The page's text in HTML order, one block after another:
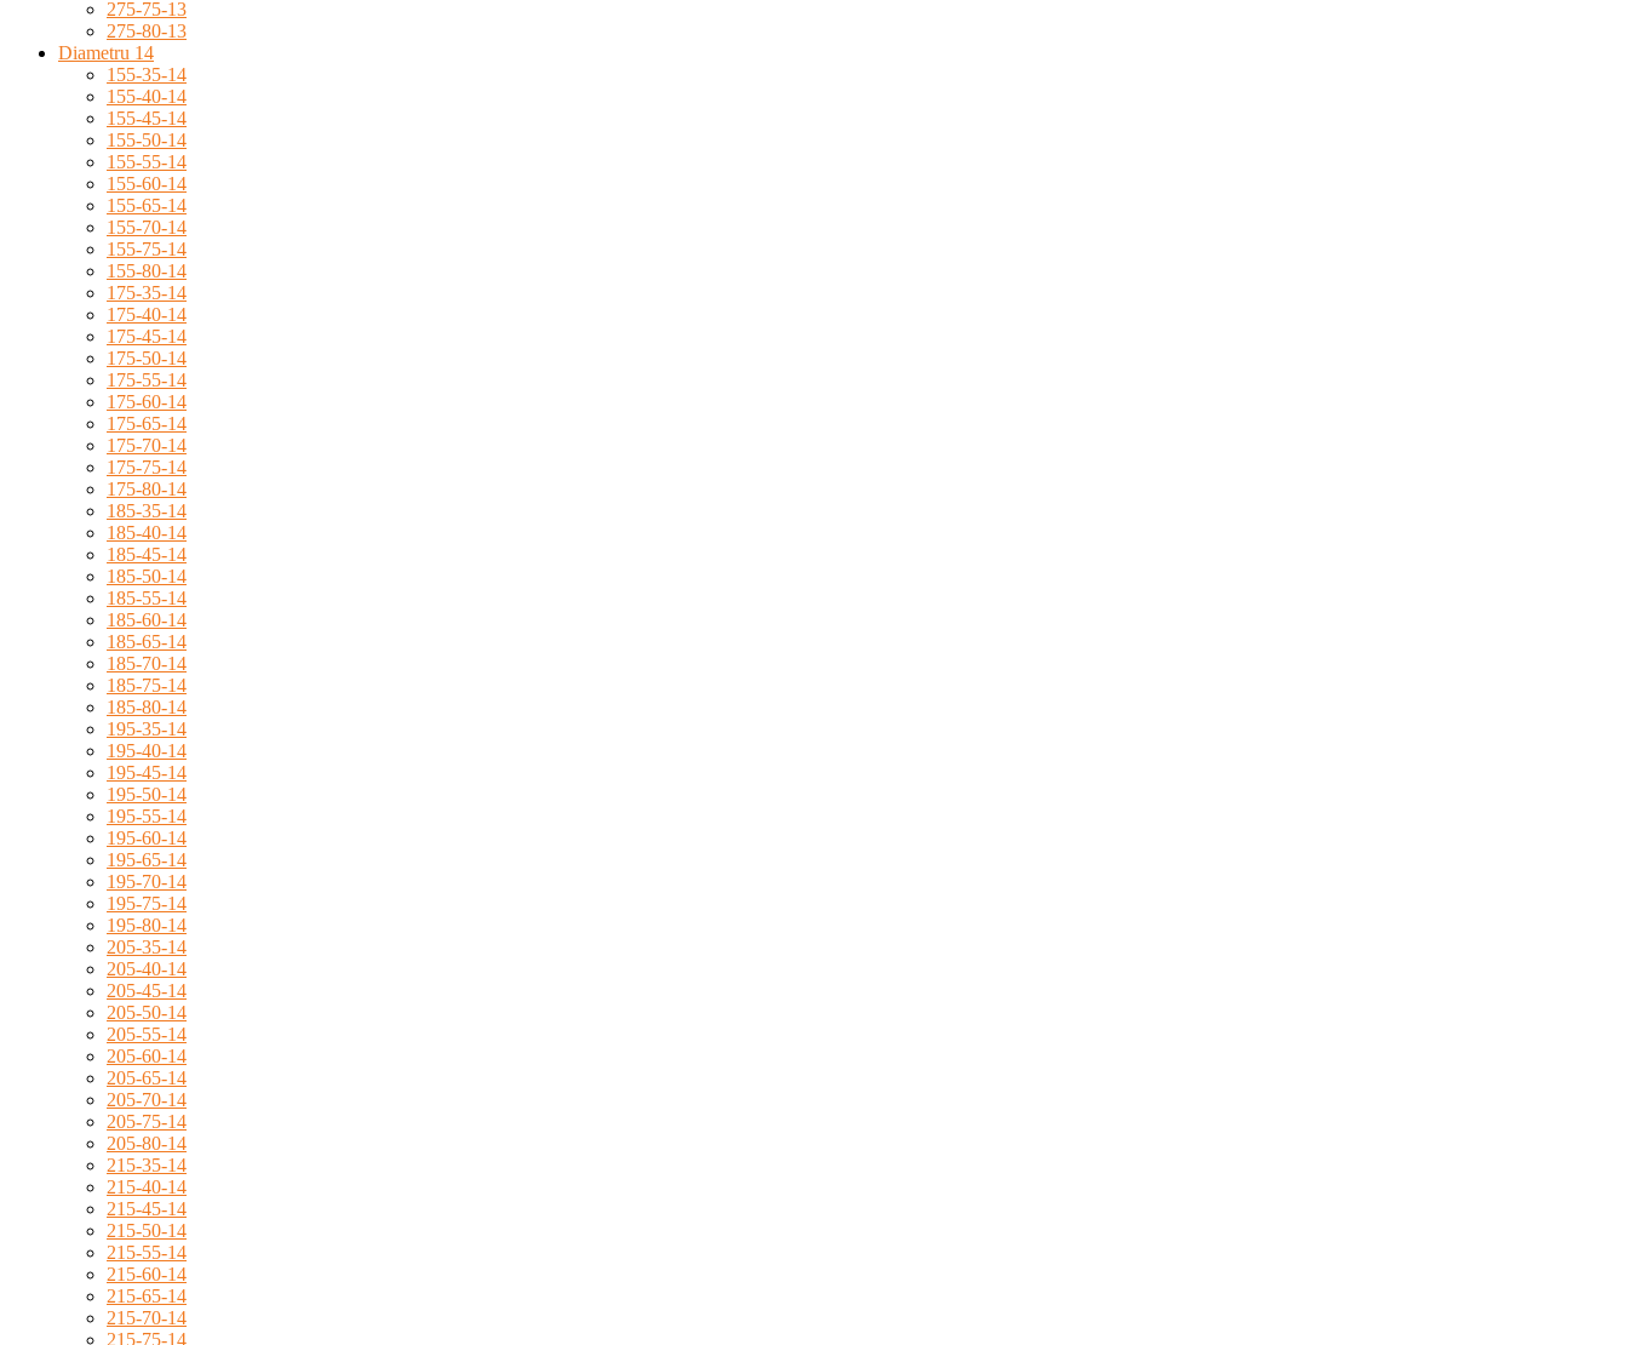
275-75-13
275-80-13
Diametru 14
155-35-14
155-40-14
155-45-14
155-50-14
155-55-14
155-60-14
155-65-14
155-70-14
155-75-14
155-80-14
175-35-14
175-40-14
175-45-14
175-50-14
175-55-14
175-60-14
175-65-14
175-70-14
175-75-14
175-80-14
185-35-14
185-40-14
185-45-14
185-50-14
185-55-14
185-60-14
185-65-14
185-70-14
185-75-14
185-80-14
195-35-14
195-40-14
195-45-14
195-50-14
195-55-14
195-60-14
195-65-14
195-70-14
195-75-14
195-80-14
205-35-14
205-40-14
205-45-14
205-50-14
205-55-14
205-60-14
205-65-14
205-70-14
205-75-14
205-80-14
215-35-14
215-40-14
215-45-14
215-50-14
215-55-14
215-60-14
215-65-14
215-70-14
215-75-14